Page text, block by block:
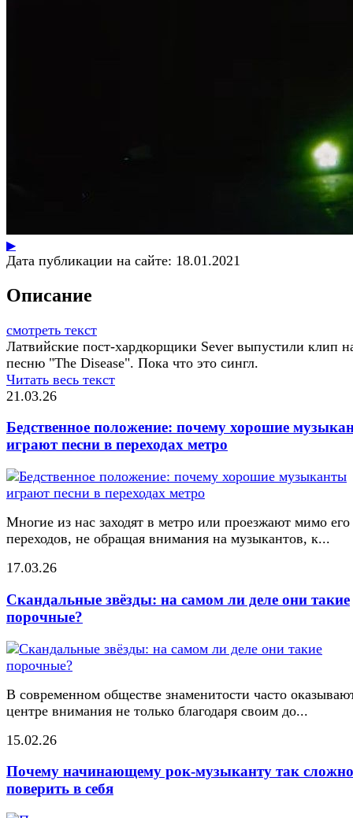
▶
Дата публикации на сайте: 18.01.2021
Описание
смотреть текст
Латвийские пост-хардкорщики Sever выпустили клип
песню "The Disease". Пока что это сингл.
Читать весь текст
21.03.26
Бедственное положение: почему хорошие
играют песни в переходах метро
Многие из нас заходят в метро или проезжают мимо его
переходов, не обращая внимания на музыкантов, к...
17.03.26
Скандальные звёзды: на самом ли деле они такие
порочные?
В современном обществе знаменитости часто
центре внимания не только благодаря своим до...
15.02.26
Почему начинающему рок-музыканту так сложно
поверить в себя